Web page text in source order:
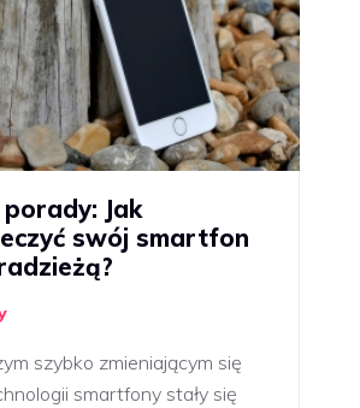
Jak
swój smartfon
szybko zmieniającym się
smartfony stały się